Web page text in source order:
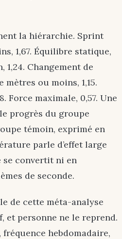
la hiérarchie. Sprint
1,67. Équilibre statique,
1,24. Changement de
ou moins, 1,15.
Force maximale, 0,57. Une
progrès du groupe
témoin, exprimé en
parle d’effet large
se convertit ni en
de seconde.
de cette méta-analyse
et personne ne le reprend.
hebdomadaire,